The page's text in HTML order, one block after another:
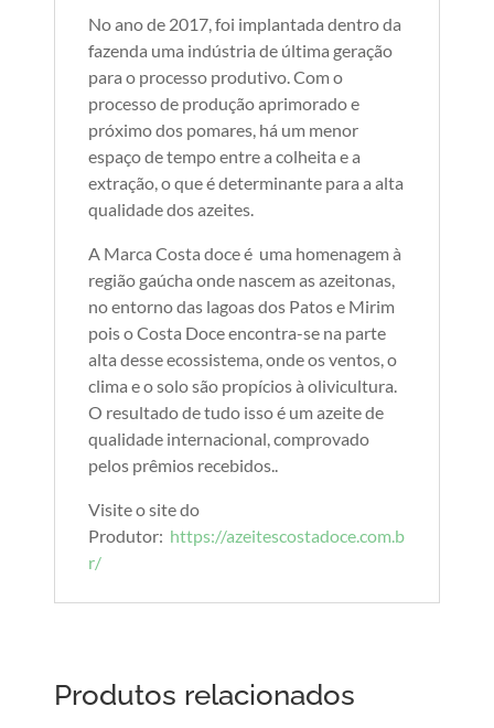
No ano de 2017, foi implantada dentro da
fazenda uma indústria de última geração
para o processo produtivo. Com o
processo de produção aprimorado e
próximo dos pomares, há um menor
espaço de tempo entre a colheita e a
extração, o que é determinante para a alta
qualidade dos azeites.
A Marca Costa doce é uma homenagem à
região gaúcha onde nascem as azeitonas,
no entorno das lagoas dos Patos e Mirim
pois o Costa Doce encontra-se na parte
alta desse ecossistema, onde os ventos, o
clima e o solo são propícios à olivicultura.
O resultado de tudo isso é um azeite de
qualidade internacional, comprovado
pelos prêmios recebidos..
Visite o site do
Produtor: https://azeitescostadoce.com.b
r/
Produtos relacionados